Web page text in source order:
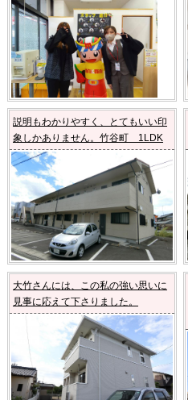
説明もわかりやすく、とてもいい印
象しかありません。竹谷町 1LDK
大竹さんには、この私の強い思いに
見事に応えて下さりました。